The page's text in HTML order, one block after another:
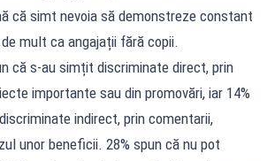
că simt nevoia să demonstreze constant
mult ca angajații fără copii.
că s-au simțit discriminate direct, prin
importante sau din promovări, iar 14%
indirect, prin comentarii,
unor beneficii. 28% spun că nu pot